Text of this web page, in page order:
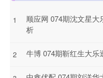
1
顺应网 074期沈文星
析
2 牛博 074期靳红生大